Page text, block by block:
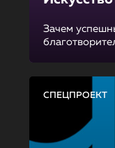
Зачем
СПЕЦПРОЕКТ